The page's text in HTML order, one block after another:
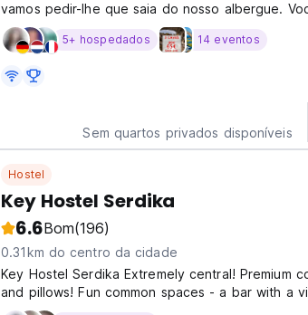
vamos pedir-lhe que saia do nosso albergue.
5+ hospedados 14 eventos
Sem quartos privados disponíveis
Hostel
Key Hostel Serdika
6.6Bom(196)
0.31km do centro da cidade
Key Hostel Serdika Extremely central! Premium
and pillows! Fun common spaces - a bar with a
and a kitchen! Super fast Wifi everywhere! Key